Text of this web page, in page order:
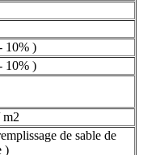
10% )
10% )
m2
de sable de
)